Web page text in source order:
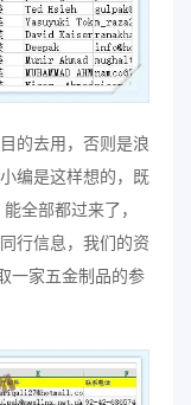
的去用，否则是浪
编是这样想的，既
全部都过来了，
行信息，我们的资
一家五金制品的参